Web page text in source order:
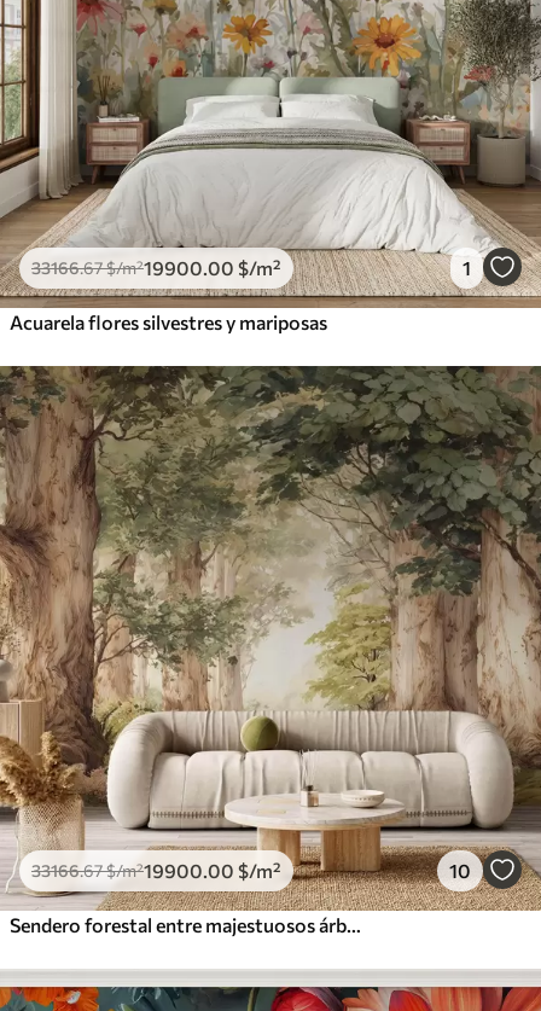
33166.67$/m²19900 .00 $/m² 1
Acuarela flores silvestres y mariposas
33166.67$/m²19900 .00 $/m² 10